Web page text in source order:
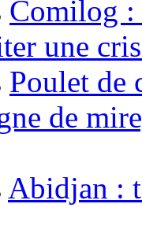
Comilog :
une
Poulet de
de
Abidjan :